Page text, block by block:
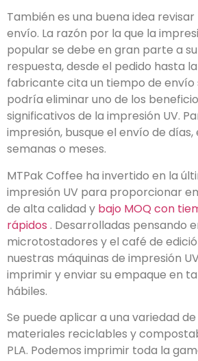
También es una buena idea
envío. La razón por la que la
popular se debe en gran parte a
respuesta, desde el pedido hasta
fabricante cita un tiempo de envío
podría eliminar uno de los
significativos de la impresión UV.
impresión, busque el envío de días,
semanas o meses.
MTPak Coffee ha invertido en la
impresión UV para proporcionar
de alta calidad y bajo MOQ con
rápidos . Desarrolladas pensando
microtostadores y el café de
nuestras máquinas de impresión
imprimir y enviar su empaque en
hábiles.
Se puede aplicar a una variedad
materiales reciclables y
PLA. Podemos imprimir toda la